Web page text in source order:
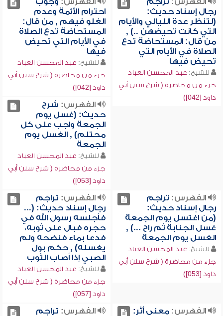
رجال إسناد حديث:
(لتنظر عدة الليالي والأيام
التي كانت تحيضهن ..) ,
من قال: المستحاضة تدع
الصلاة في الأيام التي
تحيض فيها
للشيخ: عبد المحسن العباد
جزء من محاضرة ( شرح سنن أبي
داود [042])
احترام الأئمة وعدم
الغلو فيهم , من قال:
المستحاضة تدع الصلاة
في الأيام التي تحيض
فيها
للشيخ: عبد المحسن العباد
جزء من محاضرة ( شرح سنن أبي
داود [042])
الفهرس: شرح
حديث: (غسل يوم
الجمعة واجب على كل
محتلم) , الغسل يوم
الجمعة
للشيخ: عبد المحسن العباد
جزء من محاضرة ( شرح سنن أبي
داود [053])
الفهرس: تراجم
رجال إسناد حديث:
(من اغتسل يوم الجمعة
غسل الجنابة ثم راح ...) ,
الغسل يوم الجمعة
للشيخ: عبد المحسن العباد
جزء من محاضرة ( شرح سنن أبي
داود [053])
الفهرس: تراجم
رجال إسناد حديث: (...
فأجلسه رسول الله في
حجره فبال على ثوبه،
فدعا بماء فنضحه ولم
يغسله) , حكم بول
الصبي إذا أصاب الثوب
للشيخ: عبد المحسن العباد
جزء من محاضرة ( شرح سنن أبي
داود [057])
الفهرس:معنى أثر:
الفهرس: تراجم